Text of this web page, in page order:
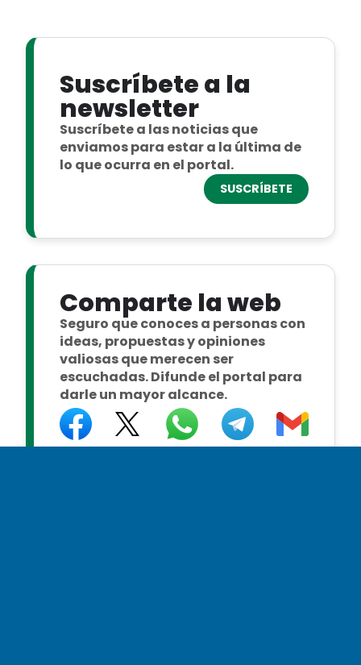
Suscríbete a la
newsletter
Suscríbete a las noticias que
enviamos para estar a la última de
lo que ocurra en el portal.
SUSCRÍBETE
Comparte la web
Seguro que conoces a personas con
ideas, propuestas y opiniones
valiosas que merecen ser
escuchadas. Difunde el portal para
darle un mayor alcance.